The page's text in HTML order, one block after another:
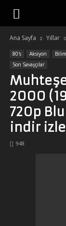
Ana Sayfa Yıllar
80's Aksiyon
Son Savaşçılar
2000
720p
indir izle
948